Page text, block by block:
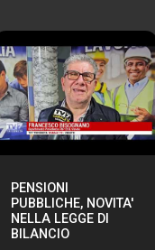
PENSIONI
PUBBLICHE, NOVITA'
NELLA LEGGE DI
BILANCIO